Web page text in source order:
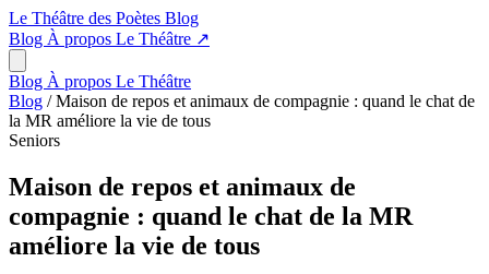
Le Théâtre des Poètes Blog
Blog À propos Le Théâtre ↗
Blog À propos Le Théâtre
Blog / Maison de repos et animaux de compagnie : quand le chat de
la MR améliore la vie de tous
Seniors
Maison de repos et animaux de
compagnie : quand le chat de la MR
améliore la vie de tous